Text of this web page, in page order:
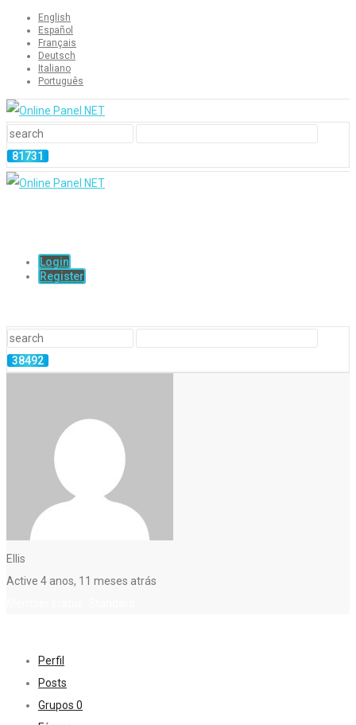
English
Español
Français
Deutsch
Italiano
Português
Login
Register
Ellis
Active 4 anos, 11 meses atrás
Perfil
Posts
Grupos 0